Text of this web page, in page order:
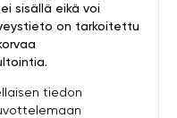
sisällä eikä voi
on tarkoitettu
tiedon